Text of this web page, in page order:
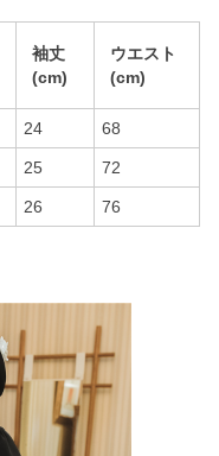
袖丈
(cm)
ウエスト
(cm)
24 68
25 72
26 76